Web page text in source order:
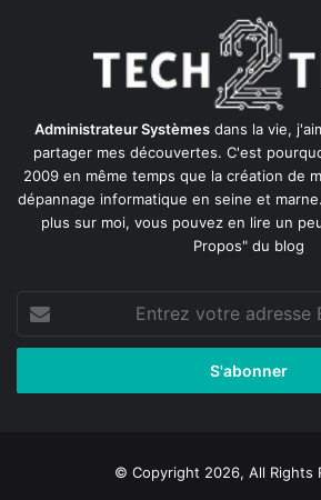
Administrateur Systèmes dans la vie,
partager mes découvertes. C'est
2009 en même temps que la création de
dépannage informatique en seine et marne
plus sur moi, vous pouvez en lire un
Propos" du blog
votre
adresse
© Copyright 2026, All Rights